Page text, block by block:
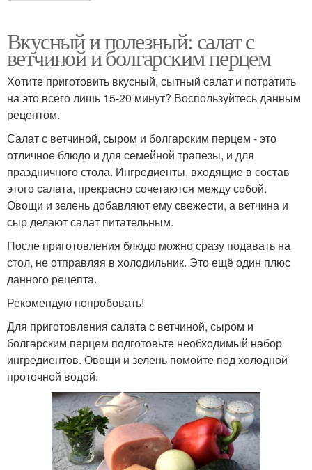
Вкусный и полезный: салат с
ветчиной и болгарским перцем
Хотите приготовить вкусный, сытный салат и потратить
на это всего лишь 15-20 минут? Воспользуйтесь данным
рецептом.
Салат с ветчиной, сыром и болгарским перцем - это
отличное блюдо и для семейной трапезы, и для
праздничного стола. Ингредиенты, входящие в состав
этого салата, прекрасно сочетаются между собой.
Овощи и зелень добавляют ему свежести, а ветчина и
сыр делают салат питательным.
После приготовления блюдо можно сразу подавать на
стол, не отправляя в холодильник. Это ещё один плюс
данного рецепта.
Рекомендую попробовать!
Для приготовления салата с ветчиной, сыром и
болгарским перцем подготовьте необходимый набор
ингредиентов. Овощи и зелень помойте под холодной
проточной водой.